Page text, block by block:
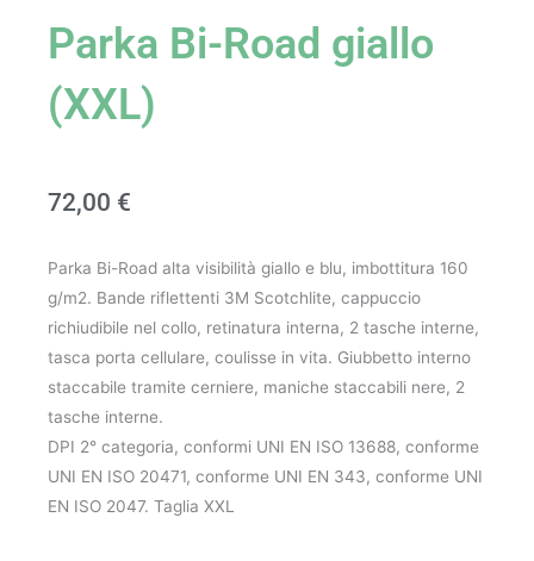
Parka Bi-Road giallo
(XXL)
72,00 €
Parka Bi-Road alta visibilità giallo e blu, imbottitura 160
g/m2. Bande riflettenti 3M Scotchlite, cappuccio
richiudibile nel collo, retinatura interna, 2 tasche interne,
tasca porta cellulare, coulisse in vita. Giubbetto interno
staccabile tramite cerniere, maniche staccabili nere, 2
tasche interne.
DPI 2° categoria, conformi UNI EN ISO 13688, conforme
UNI EN ISO 20471, conforme UNI EN 343, conforme UNI
EN ISO 2047. Taglia XXL